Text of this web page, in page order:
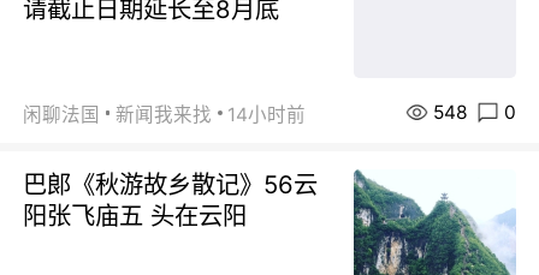
请截止日期延长至8月底
闲聊法国 新闻我来找 14小时前 548 0
巴郞《秋游故乡散记》56云
阳张飞庙五 头在云阳